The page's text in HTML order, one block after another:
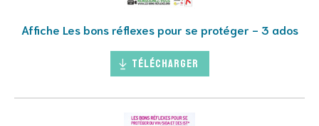
Affiche Les bons réflexes pour se protéger - 3 ados
Télécharger